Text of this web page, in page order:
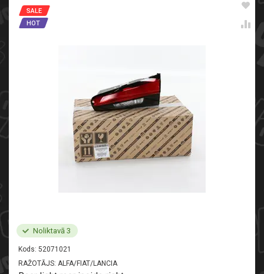
Noliktavā 3
Kods: 52071021
RAŽOTĀJS: ALFA/FIAT/LANCIA
SALE
HOT